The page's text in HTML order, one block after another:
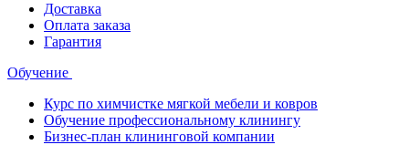
Доставка
Оплата заказа
Гарантия
Обучение
Курс по химчистке мягкой мебели и ковров
Обучение профессиональному клинингу
Бизнес-план клининговой компании